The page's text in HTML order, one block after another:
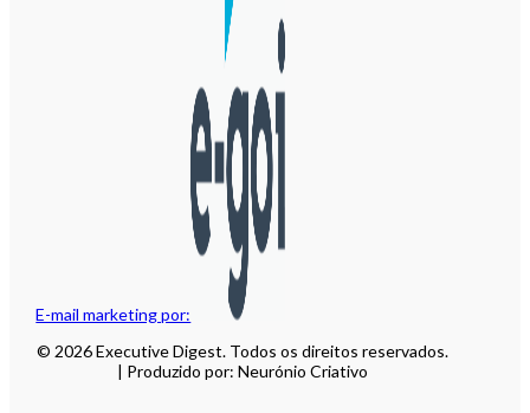
E-mail marketing por:
© 2026 Executive Digest. Todos os direitos reservados.
| Produzido por: Neurónio Criativo